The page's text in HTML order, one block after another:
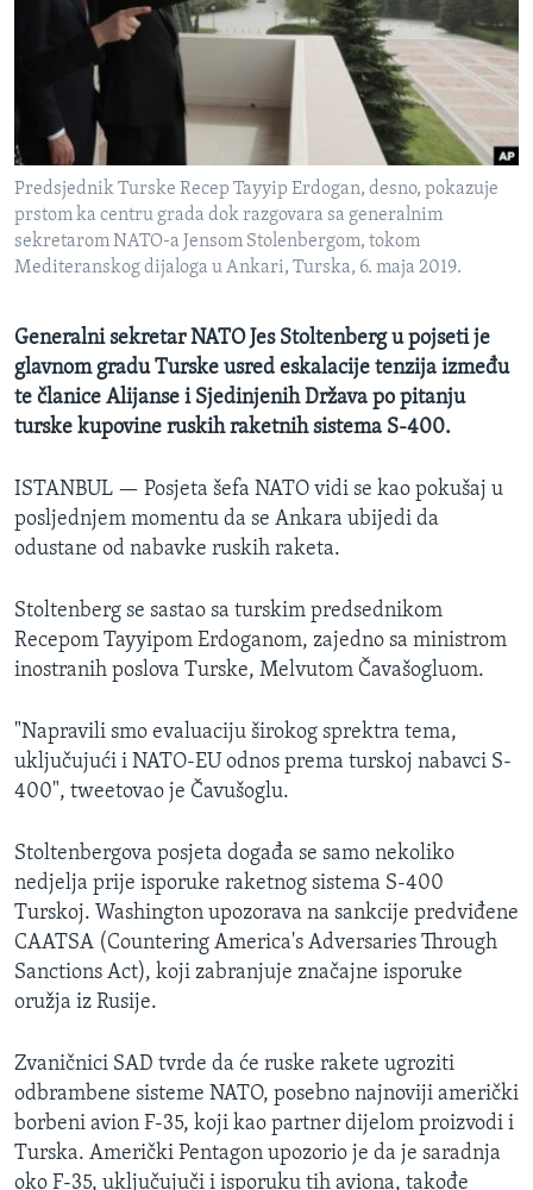
MAGAZIN
O GLASU AMERIKE
Learning English
PRATITE NAS
Predsjednik Turske Recep Tayyip Erdogan, desno, pokazuje
prstom ka centru grada dok razgovara sa generalnim
sekretarom NATO-a Jensom Stolenbergom, tokom
Mediteranskog dijaloga u Ankari, Turska, 6. maja 2019.
Generalni sekretar NATO Jes Stoltenberg u pojseti je
glavnom gradu Turske usred eskalacije tenzija između
te članice Alijanse i Sjedinjenih Država po pitanju
turske kupovine ruskih raketnih sistema S-400.
ISTANBUL — Posjeta šefa NATO vidi se kao pokušaj u
posljednjem momentu da se Ankara ubijedi da
odustane od nabavke ruskih raketa.
Stoltenberg se sastao sa turskim predsednikom
Recepom Tayyipom Erdoganom, zajedno sa ministrom
inostranih poslova Turske, Melvutom Čavašogluom.
"Napravili smo evaluaciju širokog sprektra tema,
uključujući i NATO-EU odnos prema turskoj nabavci S-
400", tweetovao je Čavušoglu.
Stoltenbergova posjeta događa se samo nekoliko
nedjelja prije isporuke raketnog sistema S-400
Turskoj. Washington upozorava na sankcije predviđene
CAATSA (Countering America's Adversaries Through
Sanctions Act), koji zabranjuje značajne isporuke
oružja iz Rusije.
Zvaničnici SAD tvrde da će ruske rakete ugroziti
odbrambene sisteme NATO, posebno najnoviji američki
borbeni avion F-35, koji kao partner dijelom proizvodi i
Turska. Američki Pentagon upozorio je da je saradnja
oko F-35, uključujuči i isporuku tih aviona, takođe